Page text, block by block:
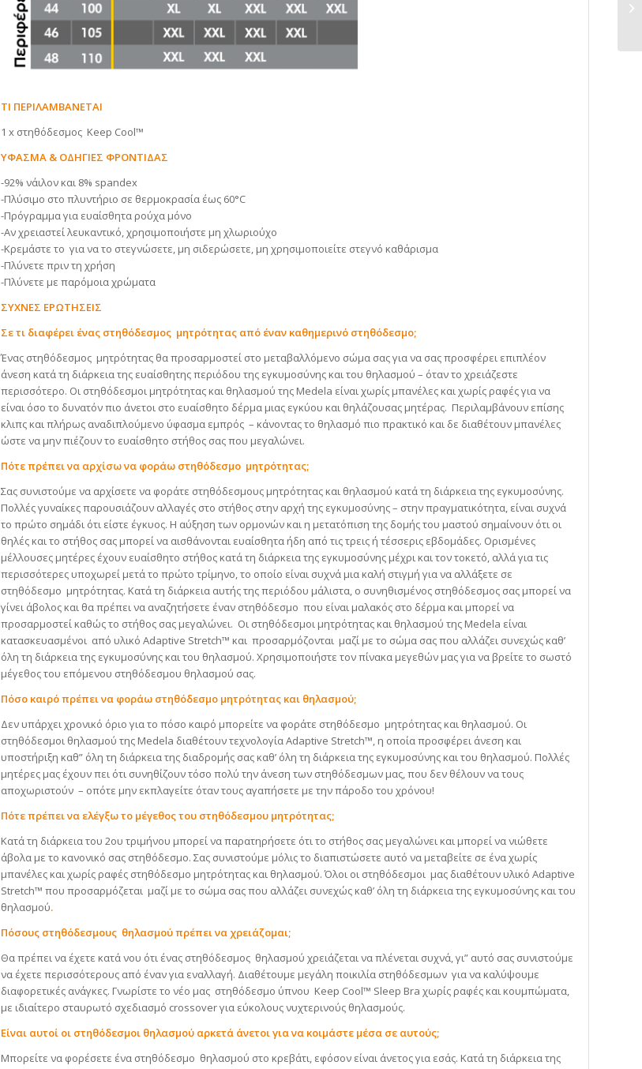
ΤΙ ΠΕΡΙΛΑΜΒΑΝΕΤΑΙ
1 x στηθόδεσμος Keep Cool™
ΥΦΑΣΜΑ & ΟΔΗΓΙΕΣ ΦΡΟΝΤΙΔΑΣ
-92% νάιλον και 8% spandex
-Πλύσιμο στο πλυντήριο σε θερμοκρασία έως 60°C
-Πρόγραμμα για ευαίσθητα ρούχα μόνο
-Αν χρειαστεί λευκαντικό, χρησιμοποιήστε μη χλωριούχο
-Κρεμάστε το για να το στεγνώσετε, μη σιδερώσετε, μη χρησιμοποιείτε στεγνό καθάρισμα
-Πλύνετε πριν τη χρήση
-Πλύνετε με παρόμοια χρώματα
ΣΥΧΝΕΣ ΕΡΩΤΗΣΕΙΣ
Σε τι διαφέρει ένας στηθόδεσμος μητρότητας από έναν καθημερινό στηθόδεσμο;
Ένας στηθόδεσμος μητρότητας θα προσαρμοστεί στο μεταβαλλόμενο σώμα σας για να σας προσφέρει επιπλέον
άνεση κατά τη διάρκεια της ευαίσθητης περιόδου της εγκυμοσύνης και του θηλασμού – όταν το χρειάζεστε
περισσότερο. Οι στηθόδεσμοι μητρότητας και θηλασμού της Medela είναι χωρίς μπανέλες και χωρίς ραφές για να
είναι όσο το δυνατόν πιο άνετοι στο ευαίσθητο δέρμα μιας εγκύου και θηλάζουσας μητέρας. Περιλαμβάνουν επίσης
κλιπς και πλήρως αναδιπλούμενο ύφασμα εμπρός – κάνοντας το θηλασμό πιο πρακτικό και δε διαθέτουν μπανέλες
ώστε να μην πιέζουν το ευαίσθητο στήθος σας που μεγαλώνει.
Πότε πρέπει να αρχίσω να φοράω στηθόδεσμο μητρότητας;
Σας συνιστούμε να αρχίσετε να φοράτε στηθόδεσμους μητρότητας και θηλασμού κατά τη διάρκεια της εγκυμοσύνης.
Πολλές γυναίκες παρουσιάζουν αλλαγές στο στήθος στην αρχή της εγκυμοσύνης – στην πραγματικότητα, είναι συχνά
το πρώτο σημάδι ότι είστε έγκυος. Η αύξηση των ορμονών και η μετατόπιση της δομής του μαστού σημαίνουν ότι οι
θηλές και το στήθος σας μπορεί να αισθάνονται ευαίσθητα ήδη από τις τρεις ή τέσσερις εβδομάδες. Ορισμένες
μέλλουσες μητέρες έχουν ευαίσθητο στήθος κατά τη διάρκεια της εγκυμοσύνης μέχρι και τον τοκετό, αλλά για τις
περισσότερες υποχωρεί μετά το πρώτο τρίμηνο, το οποίο είναι συχνά μια καλή στιγμή για να αλλάξετε σε
στηθόδεσμο μητρότητας. Κατά τη διάρκεια αυτής της περιόδου μάλιστα, ο συνηθισμένος στηθόδεσμος σας μπορεί να
γίνει άβολος και θα πρέπει να αναζητήσετε έναν στηθόδεσμο που είναι μαλακός στο δέρμα και μπορεί να
προσαρμοστεί καθώς το στήθος σας μεγαλώνει. Οι στηθόδεσμοι μητρότητας και θηλασμού της Medela είναι
κατασκευασμένοι από υλικό Adaptive Stretch™ και προσαρμόζονται μαζί με το σώμα σας που αλλάζει συνεχώς καθ’
όλη τη διάρκεια της εγκυμοσύνης και του θηλασμού. Χρησιμοποιήστε τον πίνακα μεγεθών μας για να βρείτε το σωστό
μέγεθος του επόμενου στηθόδεσμου θηλασμού σας.
Πόσο καιρό πρέπει να φοράω στηθόδεσμο μητρότητας και θηλασμού;
Δεν υπάρχει χρονικό όριο για το πόσο καιρό μπορείτε να φοράτε στηθόδεσμο μητρότητας και θηλασμού. Οι
στηθόδεσμοι θηλασμού της Medela διαθέτουν τεχνολογία Adaptive Stretch™, η οποία προσφέρει άνεση και
υποστήριξη καθ” όλη τη διάρκεια της διαδρομής σας καθ’ όλη τη διάρκεια της εγκυμοσύνης και του θηλασμού. Πολλές
μητέρες μας έχουν πει ότι συνηθίζουν τόσο πολύ την άνεση των στηθόδεσμων μας, που δεν θέλουν να τους
αποχωριστούν – οπότε μην εκπλαγείτε όταν τους αγαπήσετε με την πάροδο του χρόνου!
Πότε πρέπει να ελέγξω το μέγεθος του στηθόδεσμου μητρότητας;
Κατά τη διάρκεια του 2ου τριμήνου μπορεί να παρατηρήσετε ότι το στήθος σας μεγαλώνει και μπορεί να νιώθετε
άβολα με το κανονικό σας στηθόδεσμο. Σας συνιστούμε μόλις το διαπιστώσετε αυτό να μεταβείτε σε ένα χωρίς
μπανέλες και χωρίς ραφές στηθόδεσμο μητρότητας και θηλασμού. Όλοι οι στηθόδεσμοι μας διαθέτουν υλικό Adaptive
Stretch™ που προσαρμόζεται μαζί με το σώμα σας που αλλάζει συνεχώς καθ’ όλη τη διάρκεια της εγκυμοσύνης και του
θηλασμού.
Πόσους στηθόδεσμους θηλασμού πρέπει να χρειάζομαι;
Θα πρέπει να έχετε κατά νου ότι ένας στηθόδεσμος θηλασμού χρειάζεται να πλένεται συχνά, γι” αυτό σας συνιστούμε
να έχετε περισσότερους από έναν για εναλλαγή. Διαθέτουμε μεγάλη ποικιλία στηθόδεσμων για να καλύψουμε
διαφορετικές ανάγκες. Γνωρίστε το νέο μας στηθόδεσμο ύπνου Keep Cool™ Sleep Bra χωρίς ραφές και κουμπώματα,
με ιδιαίτερο σταυρωτό σχεδιασμό crossover για εύκολους νυχτερινούς θηλασμούς.
Είναι αυτοί οι στηθόδεσμοι θηλασμού αρκετά άνετοι για να κοιμάστε μέσα σε αυτούς;
Μπορείτε να φορέσετε ένα στηθόδεσμο θηλασμού στο κρεβάτι, εφόσον είναι άνετος για εσάς. Κατά τη διάρκεια της